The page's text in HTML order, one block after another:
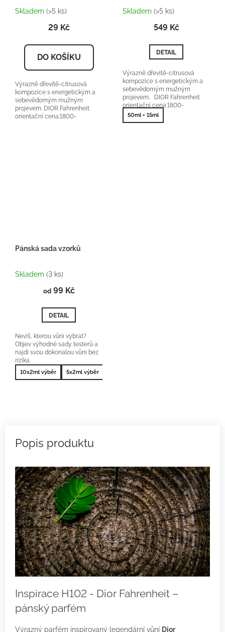
Skladem (>5 ks)
29 Kč
DO KOŠÍKU
Výrazně dřevitě-citrusová
kompozice s energetickým a
sebevědomým mužným
projevem. DIOR Fahrenheit
orientační cena:1800-
Skladem (>5 ks)
549 Kč
DETAIL
Výrazně dřevitě-citrusová
kompozice s energetickým a
sebevědomým mužným
projevem. DIOR Fahrenheit
orientační cena:1800-
2600Kč/100ml 25 % vonné
esence
50ml + 15ml
Pánská sada vzorků
hodnocení
je
z
5
Skladem (3 ks)
od99 Kč
DETAIL
Nevíš, kterou vůni vybrat?
Objev výhodné sady testerů a
najdi svou dokonalou vůni bez
rizika.
10x2ml výběr 5x2ml výběr
Inspirace H102 - Dior Fahrenheit –
pánský parfém
Výrazný parfém inspirovaný legendární vůní Dior